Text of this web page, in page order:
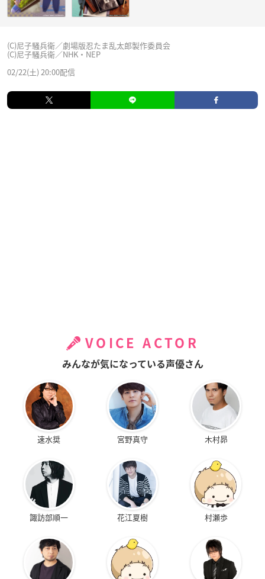
(C)尼子騒兵衛／劇場版忍たま乱太郎製作委員会
(C)尼子騒兵衛／NHK・NEP
02/22(土) 20:00配信
VOICE ACTOR
みんなが気になっている声優さん
速水奨 宮野真守 木村昴
諏訪部順一 花江夏樹 村瀬歩